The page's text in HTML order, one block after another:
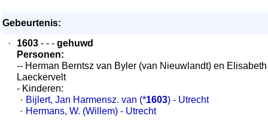
Gebeurtenis:
·
1603 - - - gehuwd
Personen:
-- Herman Berntsz van Byler (van Nieuwlandt) en
Laeckervelt
- Kinderen:
· Bijlert, Jan Harmensz. van (*1603) - Utrecht
· Hermans, W. (Willem) - Utrecht